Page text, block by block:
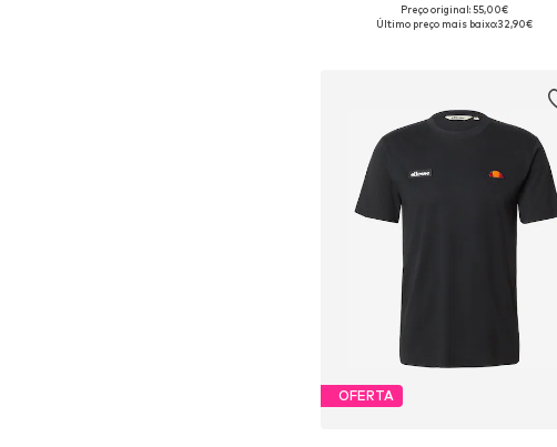
Tamanhos disponíveis: XS, S, M, L, XL
Preço original: 55,00€
Último preço mais baixo:32,90€
OFERTA